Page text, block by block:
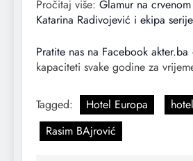
Pročitaj više: Glamur na
Katarina Radivojević i ekipa
Pratite nas na Facebook akter.ba
kapaciteti svake godine za
Tagged: Hotel Europa
Rasim BAjrović